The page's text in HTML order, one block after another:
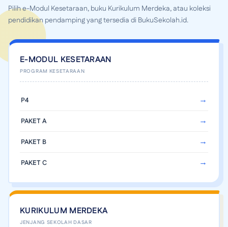
Pilih e-Modul Kesetaraan, buku Kurikulum Merdeka, atau koleksi
pendidikan pendamping yang tersedia di BukuSekolah.id.
E-MODUL KESETARAAN
P4
PAKET A
PAKET B
PAKET C
KURIKULUM MERDEKA